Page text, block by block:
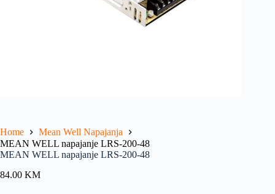
Home
Mean Well Napajanja
MEAN WELL napajanje LRS-200-48
MEAN WELL napajanje LRS-200-48
84.00 KM